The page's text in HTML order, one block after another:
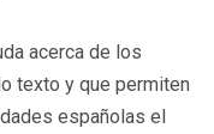
acerca de los
texto y que permiten
españolas el